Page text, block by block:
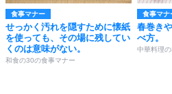
食事マナー
せっかく汚れを隠すために懐紙
を使っても、その場に残してい
くのは意味がない。
和食の30の食事マナー
食事マナ
春巻き
べ方。
中華料理